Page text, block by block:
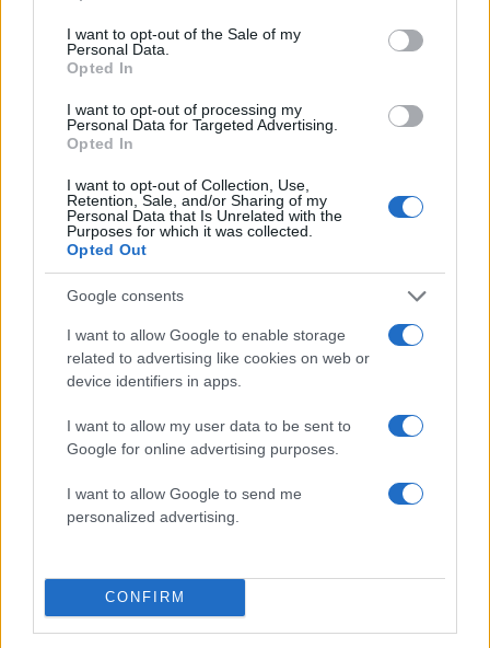
use your data for below specified purposes in below Google
consent section.
I want to opt-out of the Sale of my
Personal Data.
Opted In
I want to opt-out of processing my
Personal Data for Targeted Advertising.
Opted In
I want to opt-out of Collection, Use,
Retention, Sale, and/or Sharing of my
Personal Data that Is Unrelated with the
Purposes for which it was collected.
Opted Out
Google consents
I want to allow Google to enable storage
related to advertising like cookies on web or
device identifiers in apps.
I want to allow my user data to be sent to
Google for online advertising purposes.
I want to allow Google to send me
personalized advertising.
CONFIRM
11:4227.05.25
Ελεονώρα Μελέτη: «Είδα να φεύγουν
Ευρωβουλή»